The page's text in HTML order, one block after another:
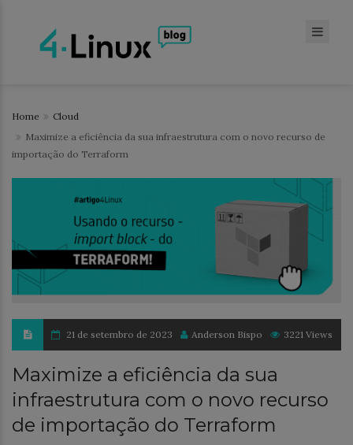
Home
Cloud
Maximize a eficiência da sua infraestrutura com o novo recurso de
importação do Terraform
21 de setembro de 2023 Anderson Bispo 3221 Views
Maximize a eficiência da sua
infraestrutura com o novo recurso
de importação do Terraform